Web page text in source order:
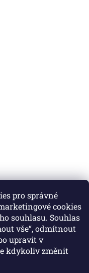
pro správné
cookies
souhlasu. Souhlas
vše“, odmítnout
upravit v
kdykoliv změnit